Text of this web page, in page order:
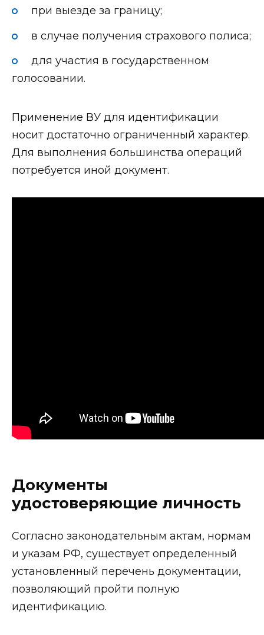
при выезде за границу;
в случае получения страхового полиса;
для участия в государственном
голосовании.
Применение ВУ для идентификации
носит достаточно ограниченный характер.
Для выполнения большинства операций
потребуется иной документ.
Документы
удостоверяющие личность
Согласно законодательным актам, нормам
и указам РФ, существует определенный
установленный перечень документации,
позволяющий пройти полную
идентификацию.